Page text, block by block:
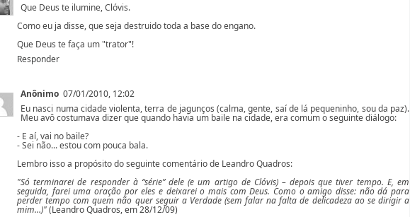
Que Deus te ilumine, Clóvis.
Como eu ja disse, que seja destruido toda a base do engano.
Que Deus te faça um "trator"!
Responder
Anônimo 07/01/2010, 12:02
Eu nasci numa cidade violenta, terra de jagunços (calma, gente, saí de lá pequeninho, sou da paz).
Meu avô costumava dizer que quando havia um baile na cidade, era comum o seguinte diálogo:
- E aí, vai no baile?
- Sei não... estou com pouca bala.
Lembro isso a propósito do seguinte comentário de Leandro Quadros:
"Só terminarei de responder à “série” dele (e um artigo de Clóvis) – depois que tiver tempo. E, em
seguida, farei uma oração por eles e deixarei o mais com Deus. Como o amigo disse: não dá para
perder tempo com quem não quer seguir a Verdade (sem falar na falta de delicadeza ao se dirigir a
mim…)"(Leandro Quadros, em 28/12/09)